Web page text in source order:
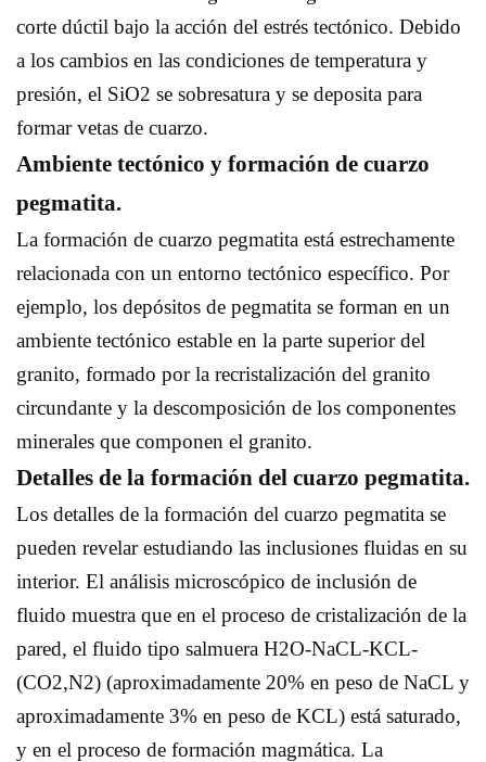
corte dúctil bajo la acción del estrés tectónico. Debido
a los cambios en las condiciones de temperatura y
presión, el SiO2 se sobresatura y se deposita para
formar vetas de cuarzo.
Ambiente tectónico y formación de cuarzo
pegmatita.
La formación de cuarzo pegmatita está estrechamente
relacionada con un entorno tectónico específico. Por
ejemplo, los depósitos de pegmatita se forman en un
ambiente tectónico estable en la parte superior del
granito, formado por la recristalización del granito
circundante y la descomposición de los componentes
minerales que componen el granito.
Detalles de la formación del cuarzo pegmatita.
Los detalles de la formación del cuarzo pegmatita se
pueden revelar estudiando las inclusiones fluidas en su
interior. El análisis microscópico de inclusión de
fluido muestra que en el proceso de cristalización de la
pared, el fluido tipo salmuera H2O-NaCL-KCL-
(CO2,N2) (aproximadamente 20% en peso de NaCL y
aproximadamente 3% en peso de KCL) está saturado,
y en el proceso de formación magmática. La